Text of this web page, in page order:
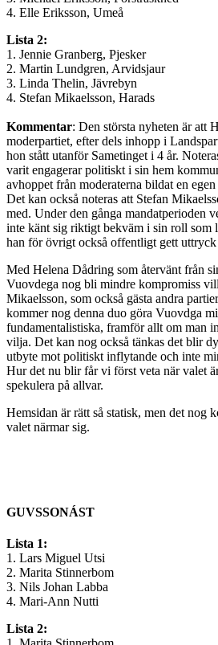
4. Elle Eriksson, Umeå
Lista 2:
1. Jennie Granberg, Pjesker
2. Martin Lundgren, Arvidsjaur
3. Linda Thelin, Jävrebyn
4. Stefan Mikaelsson, Harads
Kommentar: Den största nyheten är att
moderpartiet, efter dels inhopp i
hon stått utanför Sametinget i 4 år.
varit engagerar politiskt i sin hem
avhoppet från moderaterna bildat en
Det kan också noteras att Stefan
med. Under den gånga mandatperioden
inte känt sig riktigt bekväm i sin roll som
han för övrigt också offentligt gett uttryck
Med Helena Dådring som återvänt från
Vuovdega nog bli mindre kompromiss
Mikaelsson, som också gästa andra
kommer nog denna duo göra Vuovdga
fundamentalistiska, framför allt om man
vilja. Det kan nog också tänkas det blir
utbyte mot politiskt inflytande och inte
Hur det nu blir får vi först veta när valet
spekulera på allvar.
Hemsidan är rätt så statisk, men det nog
valet närmar sig.
GUVSSONÁST
Lista 1:
1. Lars Miguel Utsi
2. Marita Stinnerbom
3. Nils Johan Labba
4. Mari-Ann Nutti
Lista 2: